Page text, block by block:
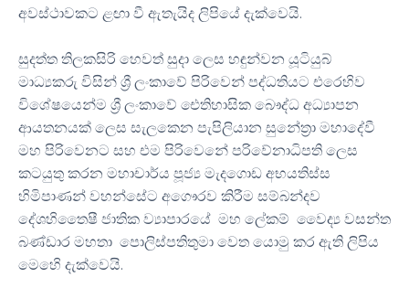
අවස්ථාවකට ළඟා වී ඇතැයිද ලිපියේ දැක්වෙයි.
සුදත්ත තිලකසිරි හෙවත් සුදා ලෙස හඳුන්වන යූටියුබ්
මාධ්‍යකරු විසින් ශ්‍රී ලංකාවේ පිරිවෙන් පද්ධතියට එරෙහිව
විශේෂයෙන්ම ශ්‍රී ලංකාවේ ඓතිහාසික බෞද්ධ අධ්‍යාපන
ආයතනයක් ලෙස සැලකෙන පැපිලියාන සුනේත්‍රා මහාදේවී
මහ පිරිවෙනට සහ එම පිරිවෙනේ පරිවේනාධිපති ලෙස
කටයුතු කරන මහාචාර්ය පූජ්‍ය මැදගොඩ අභයතිස්ස
හිමිපාණන් වහන්සේට අගෞරව කිරීම සම්බන්දව
දේශහිතෛෂී ජාතික ව්‍යාපාරයේ මහ ලේකම් වෛද්‍ය වසන්ත
බණ්ඩාර මහතා පොලිස්පතිතුමා වෙත යොමු කර ඇති ලිපිය
මෙහෙි දැක්වෙයි.